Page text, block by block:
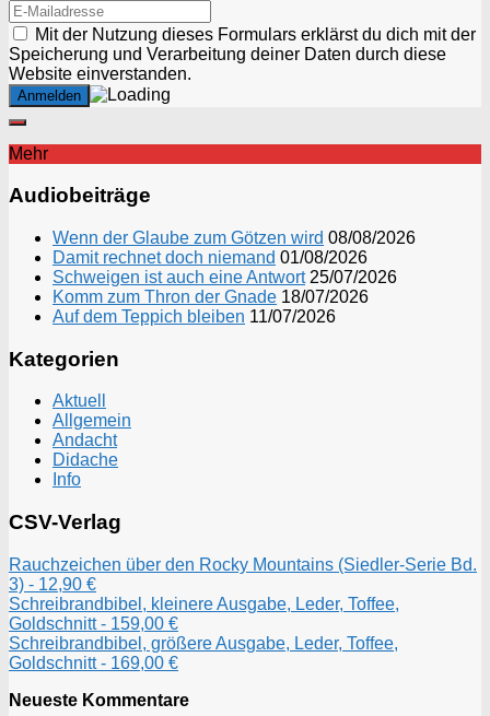
Mit der Nutzung dieses Formulars erklärst du dich mit der
Speicherung und Verarbeitung deiner Daten durch diese
Website einverstanden.
Mehr
Audiobeiträge
Wenn der Glaube zum Götzen wird 08/08/2026
Damit rechnet doch niemand 01/08/2026
Schweigen ist auch eine Antwort 25/07/2026
Komm zum Thron der Gnade 18/07/2026
Auf dem Teppich bleiben 11/07/2026
Kategorien
Aktuell
Allgemein
Andacht
Didache
Info
CSV-Verlag
Rauchzeichen über den Rocky Mountains (Siedler-Serie Bd.
3) - 12,90 €
Schreibrandbibel, kleinere Ausgabe, Leder, Toffee,
Goldschnitt - 159,00 €
Schreibrandbibel, größere Ausgabe, Leder, Toffee,
Goldschnitt - 169,00 €
Neueste Kommentare